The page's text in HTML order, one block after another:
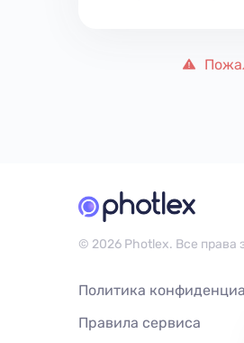
© 2026 Photlex. Все
Политика
Правила сервиса